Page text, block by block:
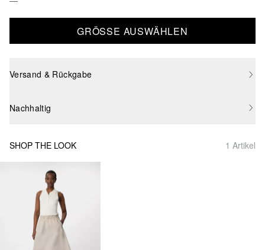
GRÖSSE AUSWÄHLEN
Versand & Rückgabe
Nachhaltig
SHOP THE LOOK 1 Artikel